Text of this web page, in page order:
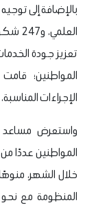
تعزيز جودة
المواطنين؛
الإجراءات
واستعرض مساعد
المواطنين عددًا
خلال الشهر،